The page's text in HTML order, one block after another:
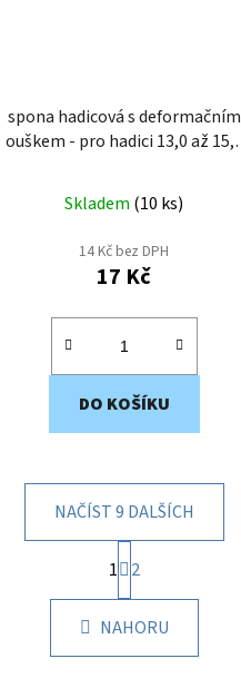
spona hadicová s deformačním
ouškem - pro hadici 13,0 až 15,0
Skladem (10 ks)
14 Kč bez DPH
17 Kč
DO KOŠÍKU
O
v
l
á
NAČÍST 9 DALŠÍCH
S
t
r
n
k
1 2
NAHORU